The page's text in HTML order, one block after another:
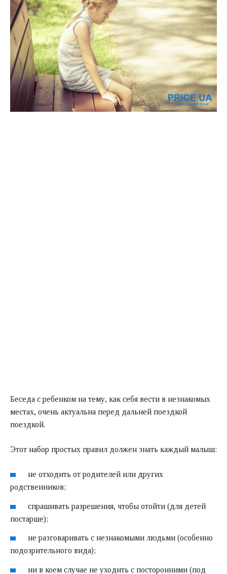
Беседа с ребенком на тему, как себя вести в незнакомых
местах, очень актуальна перед дальней поездкой
поездкой.
Этот набор простых правил должен знать каждый малыш:
не отходить от родителей или других
родственников;
спрашивать разрешения, чтобы отойти (для детей
постарше);
не разговаривать с незнакомыми людьми (особенно
подозрительного вида);
ни в коем случае не уходить с посторонними (под